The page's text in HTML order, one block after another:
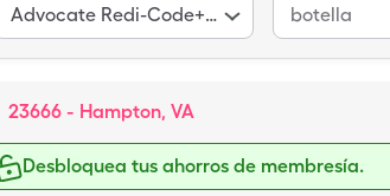
Advocate Redi-Code+ Control botella
23666 - Hampton, VA
Desbloquea tus ahorros de membresía.